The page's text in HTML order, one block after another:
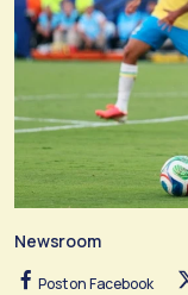
Newsroom
Post on Facebook